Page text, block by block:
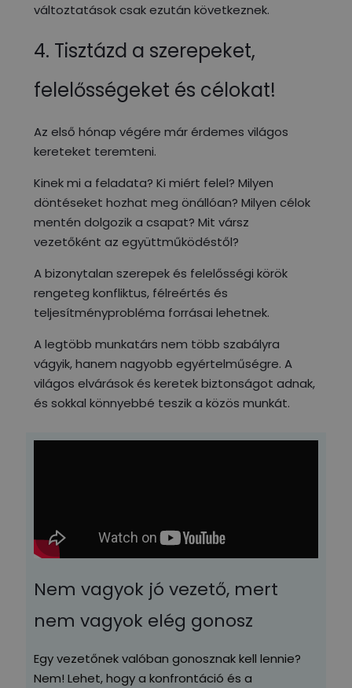
változtatások csak ezután következnek.
4. Tisztázd a szerepeket,
felelősségeket és célokat!
Az első hónap végére már érdemes világos
kereteket teremteni.
Kinek mi a feladata? Ki miért felel? Milyen
döntéseket hozhat meg önállóan? Milyen célok
mentén dolgozik a csapat? Mit vársz
vezetőként az együttműködéstől?
A bizonytalan szerepek és felelősségi körök
rengeteg konfliktus, félreértés és
teljesítményprobléma forrásai lehetnek.
A legtöbb munkatárs nem több szabályra
vágyik, hanem nagyobb egyértelműségre. A
világos elvárások és keretek biztonságot adnak,
és sokkal könnyebbé teszik a közös munkát.
Nem vagyok jó vezető, mert
nem vagyok elég gonosz
Egy vezetőnek valóban gonosznak kell lennie?
Nem! Lehet, hogy a konfrontáció és a